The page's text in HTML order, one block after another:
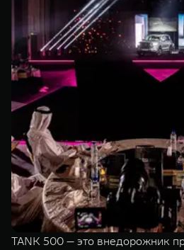
TANK 500 — это внедорожник